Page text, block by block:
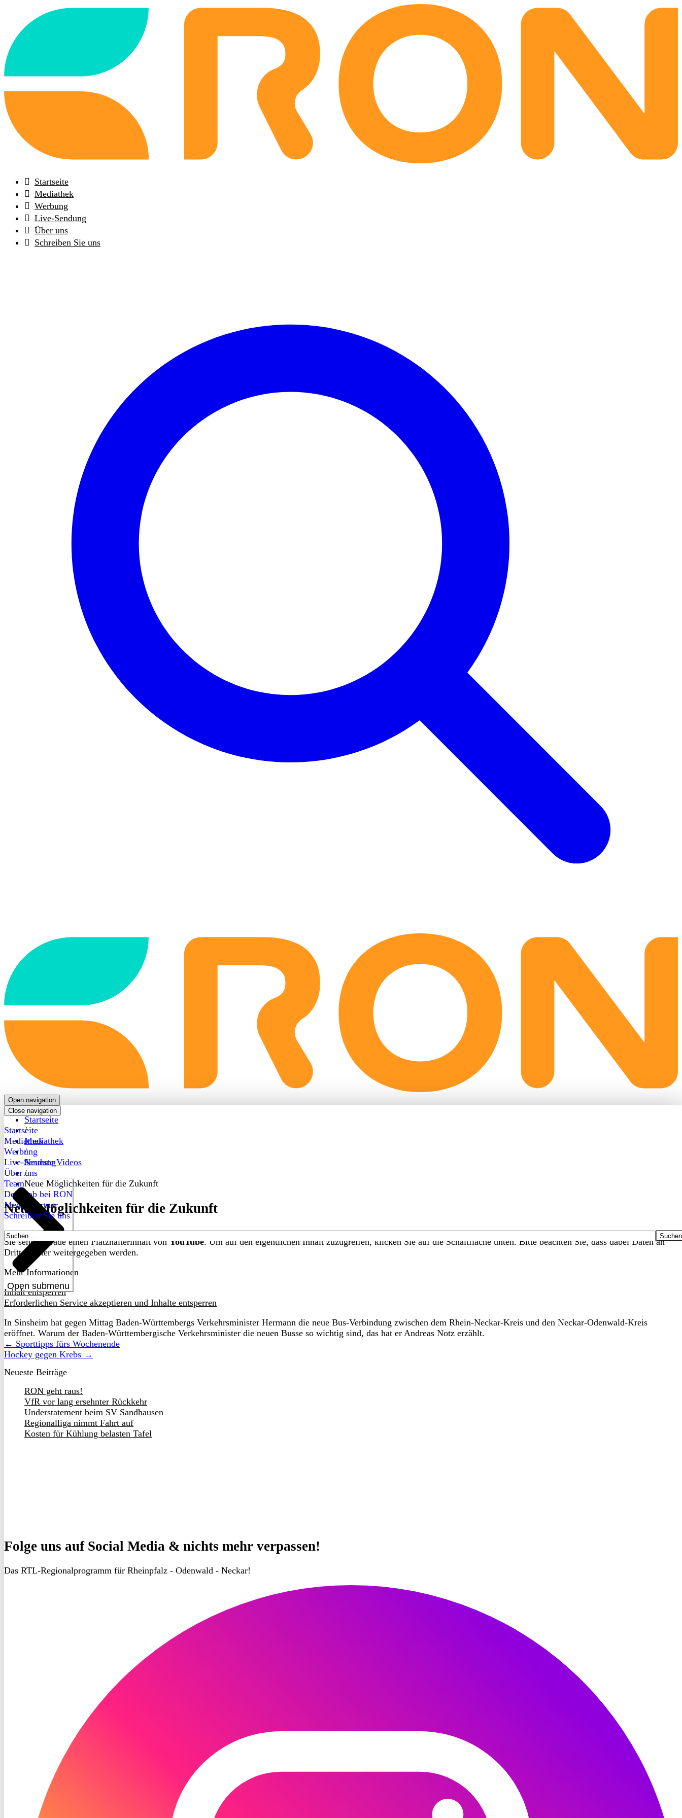
frontpage
Startseite
Mediathek
Werbung
Live-Sendung
Über uns
Schreiben Sie uns
frontpage
Open navigation
Close navigation
Startseite
Mediathek
Werbung
Live-Sendung
Über uns
Open submenu
Team
Dein Job bei RON
Medienpartner
Schreiben Sie uns
Suchen
nach:
Startseite
/
Mediathek
/
Neueste Videos
/
Neue Möglichkeiten für die Zukunft
Neue Möglichkeiten für die Zukunft
Sie sehen gerade einen Platzhalterinhalt vonYouTube. Um auf den eigentlichen Inhalt zuzugreifen, klicken Sie auf die Schaltfläche unten. Bitte beachten Sie, dass dabei Daten an
Drittanbieter weitergegeben werden.
Mehr Informationen
Inhalt entsperren
Erforderlichen Service akzeptieren und Inhalte entsperren
In Sinsheim hat gegen Mittag Baden-Württembergs Verkehrsminister Hermann die neue Bus-Verbindung zwischen dem Rhein-Neckar-Kreis und den Neckar-Odenwald-Kreis
eröffnet. Warum der Baden-Württembergische Verkehrsminister die neuen Busse so wichtig sind, das hat er Andreas Notz erzählt.
← Sporttipps fürs Wochenende
Hockey gegen Krebs →
Neueste Beiträge
RON geht raus!
VfR vor lang ersehnter Rückkehr
Understatement beim SV Sandhausen
Regionalliga nimmt Fahrt auf
Kosten für Kühlung belasten Tafel
Folge uns auf Social Media & nichts mehr verpassen!
Das RTL-Regionalprogramm für Rheinpfalz - Odenwald - Neckar!